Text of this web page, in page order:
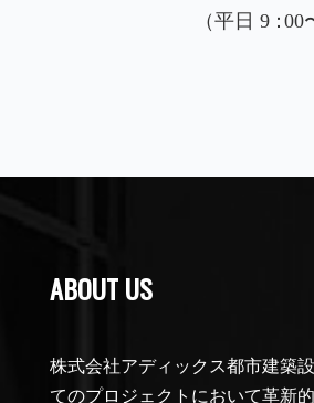
ABOUT US
株式会社アディックス都市建築
てのプロジェクトにおいて革新